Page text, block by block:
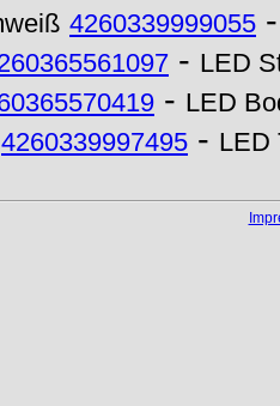
4260339999055
- LED
- LED
4260339997495 - LED